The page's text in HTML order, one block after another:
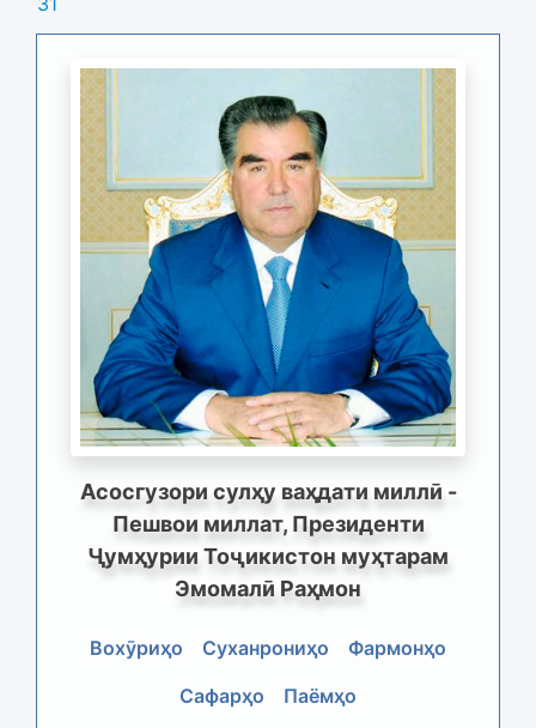
Асосгузори сулҳу ваҳдати миллӣ -
Пешвои миллат, Президенти
Ҷумҳурии Тоҷикистон муҳтарам
Эмомалӣ Раҳмон
Вохӯриҳо Суханрониҳо
Фармонҳо
Сафарҳо
Паёмҳо